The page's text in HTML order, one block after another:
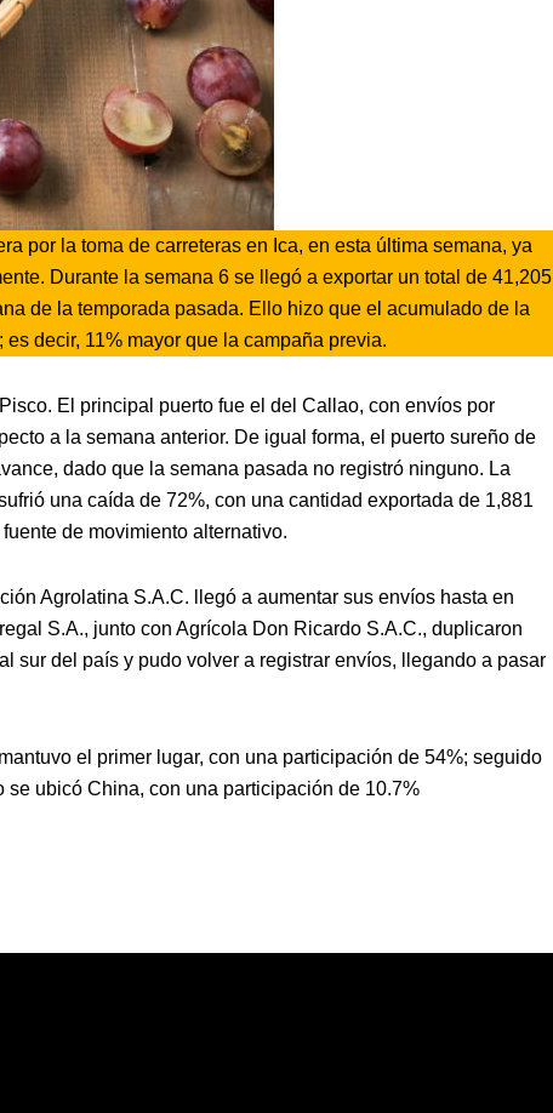
por la toma de carreteras en Ica, en esta última semana, ya
Durante la semana 6 se llegó a exportar un total de 41,205
de la temporada pasada. Ello hizo que el acumulado de la
decir, 11% mayor que la campaña previa.
El principal puerto fue el del Callao, con envíos por
a la semana anterior. De igual forma, el puerto sureño de
dado que la semana pasada no registró ninguno. La
una caída de 72%, con una cantidad exportada de 1,881
de movimiento alternativo.
Agrolatina S.A.C. llegó a aumentar sus envíos hasta en
S.A., junto con Agrícola Don Ricardo S.A.C., duplicaron
sur del país y pudo volver a registrar envíos, llegando a pasar
el primer lugar, con una participación de 54%; seguido
ubicó China, con una participación de 10.7%